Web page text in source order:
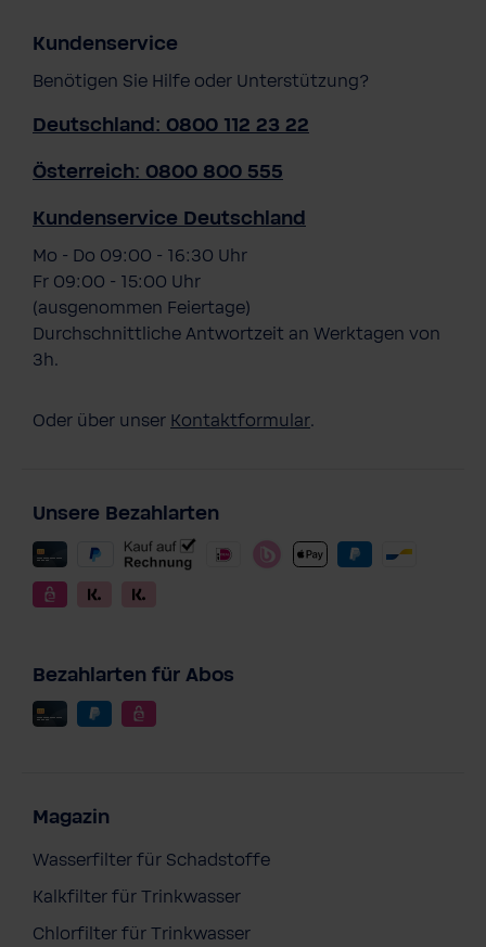
Kundenservice
Benötigen Sie Hilfe oder Unterstützung?
Deutschland: 0800 112 23 22
Österreich: 0800 800 555
Kundenservice Deutschland
Mo - Do 09:00 - 16:30 Uhr
Fr 09:00 - 15:00 Uhr
(ausgenommen Feiertage)
Durchschnittliche Antwortzeit an Werktagen von
3h.
Oder über unser Kontaktformular.
Unsere Bezahlarten
Bezahlarten für Abos
Magazin
Wasserfilter für Schadstoffe
Kalkfilter für Trinkwasser
Chlorfilter für Trinkwasser